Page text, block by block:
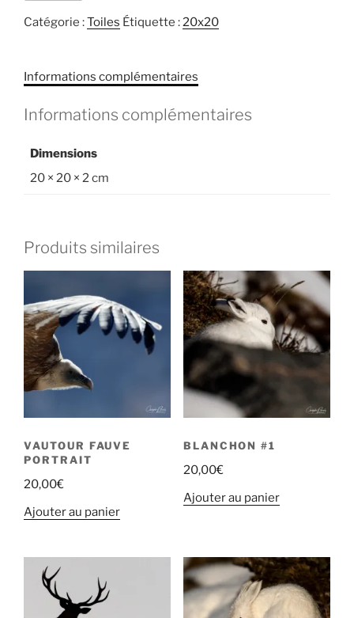
portrait
Catégorie :Toiles Étiquette : 20x20
Informations complémentaires
Informations complémentaires
Dimensions
20 × 20 × 2 cm
Produits similaires
VAUTOUR FAUVE
PORTRAIT
20,00€
Ajouter au panier
BLANCHON #1
20,00€
Ajouter au panier